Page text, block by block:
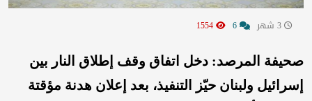
صحيفة المرصد: دخل اتفاق وقف إطلاق النار بين
إسرائيل ولبنان حيّز التنفيذ، بعد إعلان هدنة مؤقتة